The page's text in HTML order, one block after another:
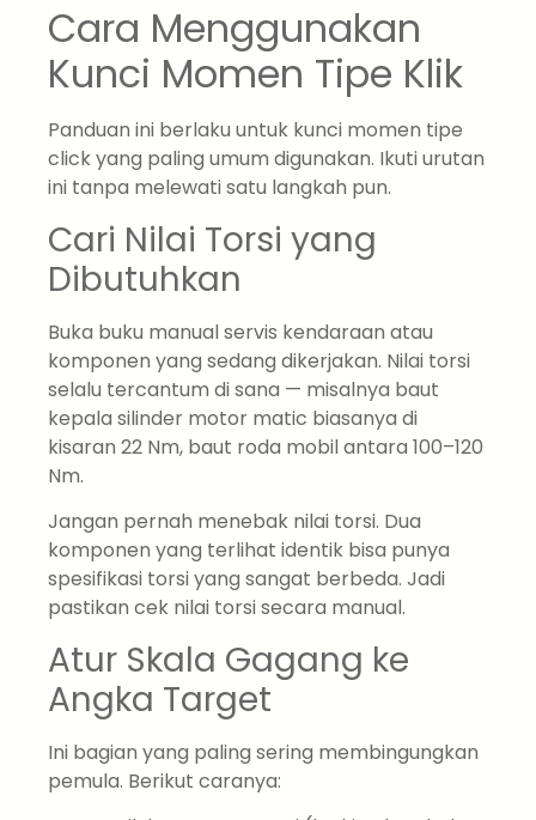
Cara Menggunakan
Kunci Momen Tipe Klik
Panduan ini berlaku untuk kunci momen tipe
click yang paling umum digunakan. Ikuti urutan
ini tanpa melewati satu langkah pun.
Cari Nilai Torsi yang
Dibutuhkan
Buka buku manual servis kendaraan atau
komponen yang sedang dikerjakan. Nilai torsi
selalu tercantum di sana — misalnya baut
kepala silinder motor matic biasanya di
kisaran 22 Nm, baut roda mobil antara 100–120
Nm.
Jangan pernah menebak nilai torsi. Dua
komponen yang terlihat identik bisa punya
spesifikasi torsi yang sangat berbeda. Jadi
pastikan cek nilai torsi secara manual.
Atur Skala Gagang ke
Angka Target
Ini bagian yang paling sering membingungkan
pemula. Berikut caranya: